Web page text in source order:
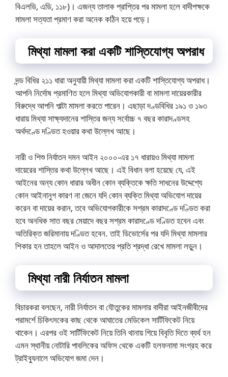
বিএলডি, এডি, ১১৮)। এজন্য তালাক প্রাপ্তির পর মামলা হলে বাদীপক্ষকে
মামলা সত্যতা প্রমাণ করা অনেক কঠিন হয়ে পড়ে।
মিথ্যা মামলা করা একটি শাস্তিযোগ্য অপরাধ
দন্ড বিধির ২১১ ধারা অনুযায়ী মিথ্যা মামলা করা একটি শাস্তিযোগ্য অপরাধ।
আপনি নির্দোষ প্রমাণিত হলে মিথ্যা অভিযোগকারী বা মামলা দায়েরকারীর
বিরুদ্ধে আপনি পাল্টা মামলা করতে পারেন। এছাড়া দণ্ডবিধির ১৯১ ও ১৯৩
ধারায় মিথ্যা সাক্ষ্যদানের শাস্তির জন্য সর্বোচ্চ ৭ বছর কারাদণ্ডসহ
অর্থদণ্ডে দণ্ডিত হওয়ার কথা উল্লেখ আছে।
নারী ও শিশু নির্যাতন দমন আইন ২০০০-এর ১৭ ধারায়ও মিথ্যা মামলা
দায়েরের শাস্তির কথা উল্লেখ আছে। এই বিধান বলা হয়েছে যে, এই
আইনের অন্য কোন ধারার অধীন কোন ব্যক্তিকে ক্ষতি সাধনের উদ্দেশ্যে
কোন আইনানুগ কারণ না জেনে যদি কোন ব্যক্তি মিথ্যা অভিযোগ দায়ের
করেন বা দায়ের করান, তবে অভিযোগকারীকে সশ্রম কারাদণ্ডে দণ্ডিত করা
হবে অনধিক সাত বছর মেয়াদে বছর সশ্রম কারাদণ্ডে দণ্ডিত হবেন এবং
অতিরিক্ত জরিমানায় দণ্ডিত হবেন. তাই ডিভোর্সের পর যদি মিথ্যা মামলার
শিকার হন তাহলে আইন ও আদালতের প্রতি শ্রদ্ধা রেখে মামলা লড়ুন।
মিথ্যা নারী নির্যাতন মামলা
বিচারকরা বলছেন, নারী নির্যাতন বা যৌতুকের মামলার বাদীরা আইনজীবীদের
পরামর্শে চিকিৎসকের কাছ থেকে আঘাতের মেডিকেল সার্টিফিকেট নিয়ে
থাকেন। এরপর ওই সার্টিফিকেট নিয়ে তিনি থানায় গিয়ে বিবৃতি দিতে ব্যর্থ হন
এমন স্থানীয় নোটারি পাবলিকের অফিস থেকে একটি হলফনামা সংগ্রহ করে
ট্রাইব্যুনালে অভিযোগ জমা দেন।